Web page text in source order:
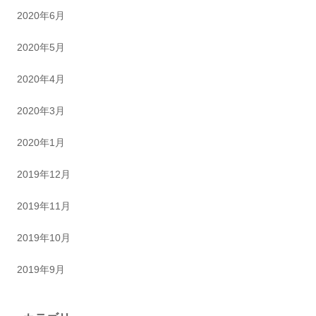
2020年6月
2020年5月
2020年4月
2020年3月
2020年1月
2019年12月
2019年11月
2019年10月
2019年9月